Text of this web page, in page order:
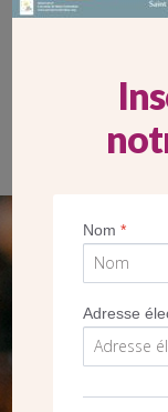
SEUL
NOUS
Nom*
Adresse